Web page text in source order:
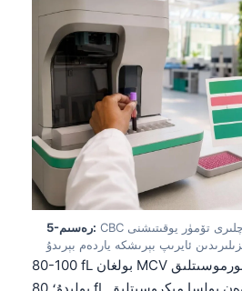
5-رەسىم: CBC كۆرسەتكۈچلىرى تۆمۈر يوقىتىشنى B12، فولات
80-100 fL بولغان MCV ئادەتتە نورموسىتلىق (normocytic)
بولىدۇ؛ 80 fL دىن تۆۋەن بولسا مىكروسىتلىق (microcytic)،